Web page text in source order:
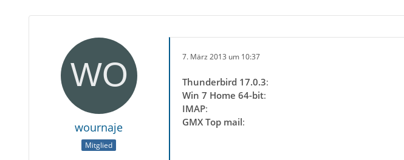
wournaje
Mitglied
7. März 2013 um 10:37
Thunderbird 17.0.3:
Win 7 Home 64-bit:
IMAP:
GMX Top mail: